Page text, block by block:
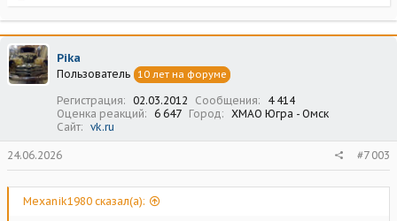
а
к
ц
и
и
Pika
Пользователь 10 лет на форуме
Регистрация 02.03.2012 Сообщения
4 414
Оценка реакций
6 647 Город
ХМАО Югра - Омск
Сайт
vk.ru
24.06.2026 #7 003
Mexanik1980 сказал(а):